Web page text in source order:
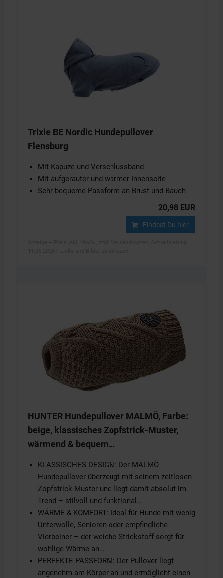
Trixie BE Nordic Hundepullover
Flensburg
Mit Kapuze und Verschlussband
Mit aufgerauter und warmer Innenseite
Sehr bequeme Passform an Brust und Bauch
20,98 EUR
Findest Du hier
HUNTER Hundepullover MALMÖ, Farbe:
beige, klassisches Zopfstrick-Muster,
wärmend & bequem…
KLASSISCHES DESIGN: Der MALMÖ
Hundepullover überzeugt mit seinem zeitlosen
Zopfstrick-Muster und liegt damit absolut im
Trend – stilvoll und funktional…
WÄRME & KOMFORT: Ideal für Hunde mit wenig
Unterwolle, Senioren oder empfindliche
Vierbeiner – der weiche Strickstoff sorgt für
wohlige Wärme an…
PERFEKTE PASSFORM: Der Pullover liegt
angenehm am Körper an und ermöglicht einen